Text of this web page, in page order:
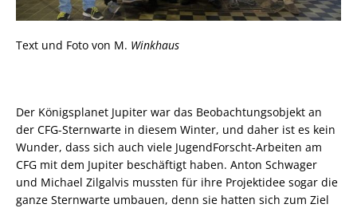
Text und Foto von M. Winkhaus
Der Königsplanet Jupiter war das Beobachtungsobjekt an
der CFG-Sternwarte in diesem Winter, und daher ist es kein
Wunder, dass sich auch viele JugendForscht-Arbeiten am
CFG mit dem Jupiter beschäftigt haben. Anton Schwager
und Michael Zilgalvis mussten für ihre Projektidee sogar die
ganze Sternwarte umbauen, denn sie hatten sich zum Ziel